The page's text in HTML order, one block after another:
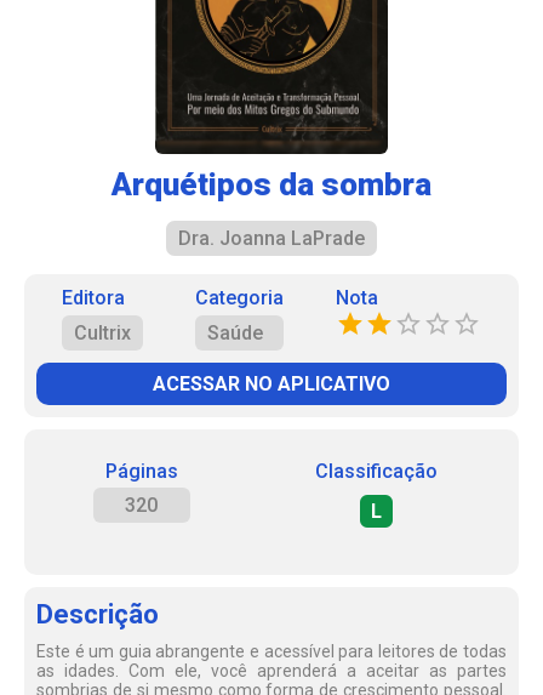
Arquétipos da sombra
Dra. Joanna LaPrade
Editora
Cultrix
Categoria
Saúde
Nota
ACESSAR NO APLICATIVO
Páginas
320
Classificação
L
Descrição
Este é um guia abrangente e acessível para leitores de todas
as idades. Com ele, você aprenderá a aceitar as partes
sombrias de si mesmo como forma de crescimento pessoal.